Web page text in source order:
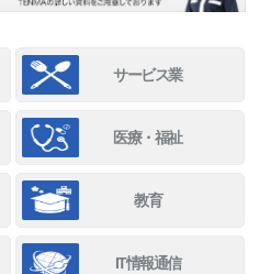
サービス業
医療・福祉
教育
IT情報通信